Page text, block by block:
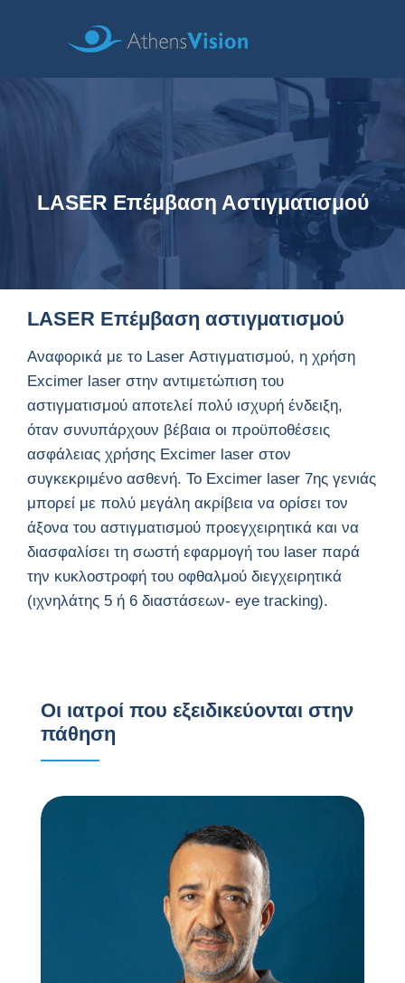
LASER Επέμβαση Αστιγματισμού
LASER Επέμβαση αστιγματισμού
Αναφορικά με το Laser Αστιγματισμού, η χρήση
Excimer laser στην αντιμετώπιση του
αστιγματισμού αποτελεί πολύ ισχυρή ένδειξη,
όταν συνυπάρχουν βέβαια οι προϋποθέσεις
ασφάλειας χρήσης Excimer laser στον
συγκεκριμένο ασθενή. Το Excimer laser 7ης γενιάς
μπορεί με πολύ μεγάλη ακρίβεια να ορίσει τον
άξονα του αστιγματισμού προεγχειρητικά και να
διασφαλίσει τη σωστή εφαρμογή του laser παρά
την κυκλοστροφή του οφθαλμού διεγχειρητικά
(ιχνηλάτης 5 ή 6 διαστάσεων- eye tracking).
Οι ιατροί που εξειδικεύονται στην
πάθηση